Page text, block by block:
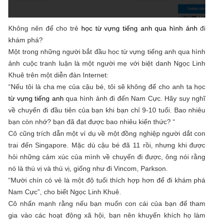
Không nên để cho trẻ học từ vựng tiếng anh qua hình ảnh đi
khám phá?
Một trong những người bắt đầu học từ vựng tiếng anh qua hình
ảnh cuộc tranh luận là một người mẹ với biệt danh Ngọc Linh
Khuê trên một diễn đàn Internet:
“Nếu tôi là cha mẹ của cậu bé, tôi sẽ không để cho anh ta học
từ vựng tiếng anh qua hình ảnh đi đến Nam Cực. Hãy suy nghĩ
về chuyến đi đầu tiên của bạn khi bạn chỉ 9-10 tuổi. Bao nhiêu
bạn còn nhớ? bạn đã đạt được bao nhiêu kiến ​​thức? “
Cô cũng trích dẫn một ví dụ về một đồng nghiệp người dắt con
trai đến Singapore. Mặc dù cậu bé đã 11 rồi, nhưng khi được
hỏi những cảm xúc của mình về chuyến đi được, ông nói rằng
nó là thú vị và thú vị, giống như đi Vincom, Parkson.
“Mười chín có vẻ là một độ tuổi thích hợp hơn để đi khám phá
Nam Cực”, cho biết Ngọc Linh Khuê.
Cô nhấn mạnh rằng nếu bạn muốn con cái của bạn để tham
gia vào các hoạt động xã hội, bạn nên khuyến khích họ làm